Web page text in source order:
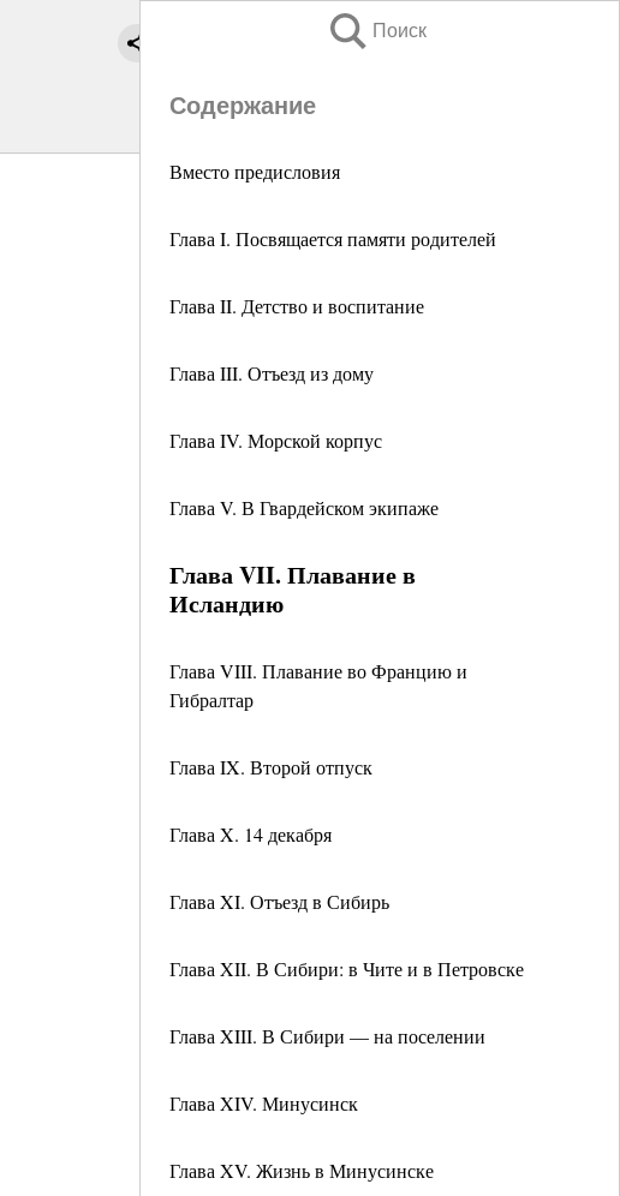
Поиск
Содержание
Вместо предисловия
Глава I. Посвящается памяти родителей
Глава II. Детство и воспитание
Глава III. Отъезд из дому
Глава IV. Морской корпус
Глава V. В Гвардейском экипаже
Глава VII. Плавание в
Исландию
Глава VIII. Плавание во Францию и
Гибралтар
Глава IX. Второй отпуск
Глава X. 14 декабря
Глава XI. Отъезд в Сибирь
Глава XII. В Сибири: в Чите и в Петровске
Глава XIII. В Сибири — на поселении
Глава XIV. Минусинск
Глава XV. Жизнь в Минусинске